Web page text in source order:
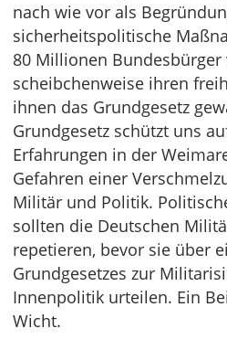
nach wie vor als
sicherheitspolitische
80 Millionen Bundesbürger
scheibchenweise ihren
ihnen das Grundgesetz
Grundgesetz schützt uns
Erfahrungen in der
Gefahren einer
Militär und Politik.
sollten die Deutschen
repetieren, bevor sie über
Grundgesetzes zur
Innenpolitik urteilen. Ein
Wicht.